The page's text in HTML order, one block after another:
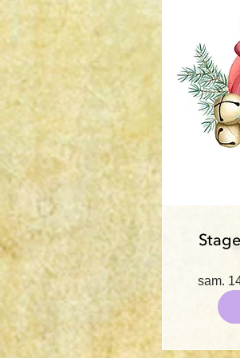
sam.